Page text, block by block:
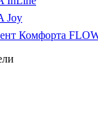
Joy
Комфорта